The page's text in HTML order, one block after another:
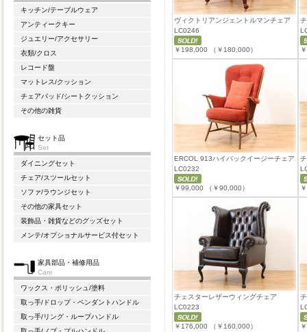
キッチン/テーブルウェア
アンティークキー
ジュエリー/アクセサリー
衣類/クロス
レコード盤
マットレス/クッション
チェアパッド/シートクッション
その他の雑貨
セット品
Set
ダイニングセット
チェア/スツールセット
ソファ/ラウンジセット
その他の家具セット
装飾品・雑貨などのグッズセット
メンテ/オプショナルサービス付セット
家具部品・補修用品
Care
ワックス・ポリッシュ/塗料
取っ手/ドロップ・ペンダントハンドル
取っ手/リング・ループハンドル
ヴィクトリアンジェントルマンチェア
LC0246
￥198,000 （￥180,000）
ERCOL 913ハイバックイージーチェア
LC0232
￥99,000 （￥90,000）
チェスターレザーウィングチェア
LC0223
￥176,000 （￥160,000）